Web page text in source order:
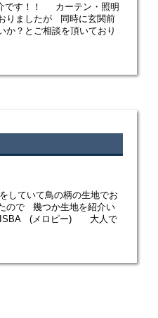
です！！ カーテン・照明
りましたが 同時に玄関前
か？とご相談を頂いており
していて鳥の柄の生地でお
ので 幾つか生地を紹介い
(メロピー) 大人で